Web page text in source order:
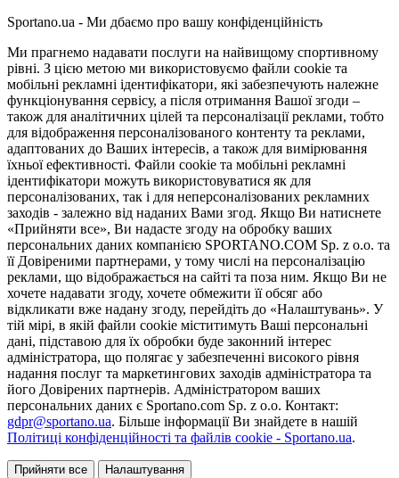
Sportano.ua - Ми дбаємо про вашу конфіденційність
Ми прагнемо надавати послуги на найвищому спортивному
рівні. З цією метою ми використовуємо файли cookie та
мобільні рекламні ідентифікатори, які забезпечують належне
функціонування сервісу, а після отримання Вашої згоди –
також для аналітичних цілей та персоналізації реклами, тобто
для відображення персоналізованого контенту та реклами,
адаптованих до Ваших інтересів, а також для вимірювання
їхньої ефективності. Файли cookie та мобільні рекламні
ідентифікатори можуть використовуватися як для
персоналізованих, так і для неперсоналізованих рекламних
заходів - залежно від наданих Вами згод. Якщо Ви натиснете
«Прийняти все», Ви надасте згоду на обробку ваших
персональних даних компанією SPORTANO.COM Sp. z o.o. та
її Довіреними партнерами, у тому числі на персоналізацію
реклами, що відображається на сайті та поза ним. Якщо Ви не
хочете надавати згоду, хочете обмежити її обсяг або
відкликати вже надану згоду, перейдіть до «Налаштувань». У
тій мірі, в якій файли cookie міститимуть Ваші персональні
дані, підставою для їх обробки буде законний інтерес
адміністратора, що полягає у забезпеченні високого рівня
надання послуг та маркетингових заходів адміністратора та
його Довірених партнерів. Адміністратором ваших
персональних даних є Sportano.com Sp. z o.o. Контакт:
gdpr@sportano.ua. Більше інформації Ви знайдете в нашій
Політиці конфіденційності та файлів cookie - Sportano.ua.
Прийняти все Налаштування